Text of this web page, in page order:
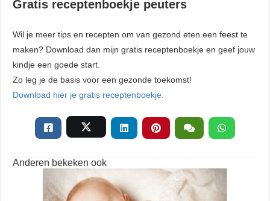
Gratis receptenboekje peuters
Wil je meer tips en recepten om van gezond eten een feest te
maken? Download dan mijn gratis receptenboekje en geef jouw
kindje een goede start.
Zo leg je de basis voor een gezonde toekomst!
Download hier je gratis receptenboekje.
Anderen bekeken ook